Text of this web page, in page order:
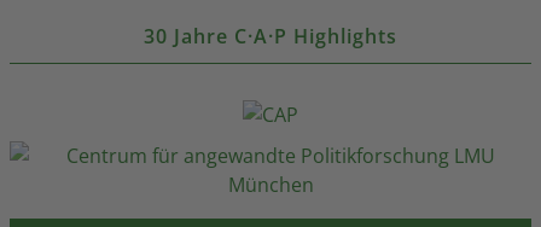
30 Jahre C·A·P Highlights